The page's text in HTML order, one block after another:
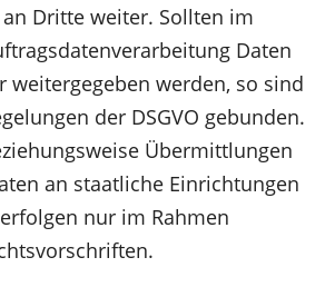
Dritte weiter. Sollten im
Daten
weitergegeben werden, so sind
der DSGVO gebunden.
Übermittlungen
an staatliche Einrichtungen
nur im Rahmen